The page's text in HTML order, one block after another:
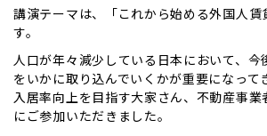
講演テーマは、「これから始める外国人
す。
人口が年々減少している日本において、今
をいかに取り込んでいくかが重要になって
入居率向上を目指す大家さん、不動産事
にご参加いただきました。